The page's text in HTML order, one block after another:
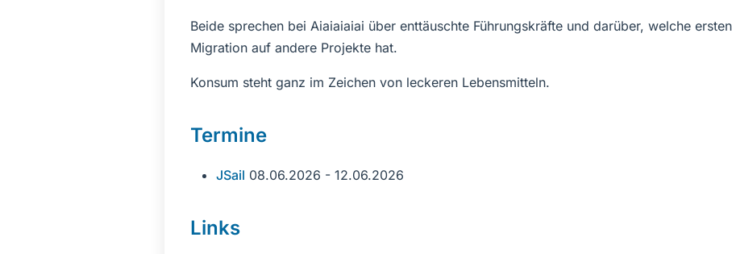
Beide sprechen bei Aiaiaiaiai über enttäuschte Führungskräfte und darüber, welche
Migration auf andere Projekte hat.
Konsum steht ganz im Zeichen von leckeren Lebensmitteln.
Termine
JSail 08.06.2026 - 12.06.2026
Links